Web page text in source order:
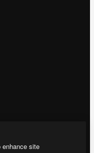
enhance site